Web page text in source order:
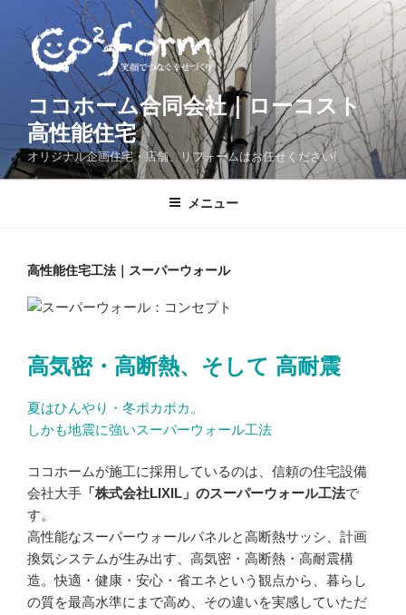
キ
ッ
ココホーム合同会社｜ローコスト
高性能住宅
オリジナル企画住宅・店舗、リフォームはお任せください!
メニュー
高性能住宅工法｜スーパーウォール
高気密・高断熱、そして 高耐震
夏はひんやり・冬ポカポカ。
しかも地震に強いスーパーウォール工法
ココホームが施工に採用しているのは、信頼の住宅設備
会社大手 「株式会社LIXIL」のスーパーウォール工法で
す。
高性能なスーパーウォールパネルと高断熱サッシ、計画
換気システムが生み出す、高気密・高断熱・高耐震構
造。快適・健康・安心・省エネという観点から、暮らし
の質を最高水準にまで高め、その違いを実感していただ